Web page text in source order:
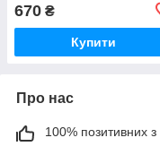
670 ₴
Купити
Про нас
100% позитивних з